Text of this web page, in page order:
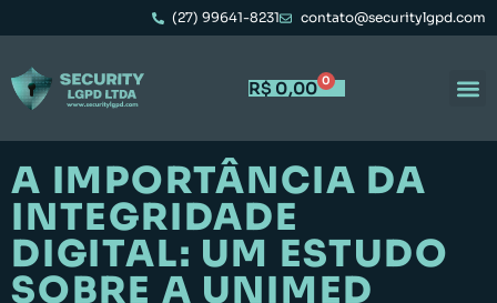
(27) 99641-8231 contato@securitylgpd.com
R$ 0,00 0
A IMPORTÂNCIA DA
INTEGRIDADE
DIGITAL: UM ESTUDO
SOBRE A UNIMED